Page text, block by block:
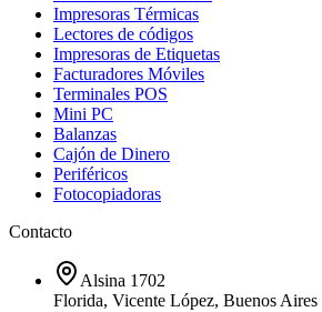
Impresoras Térmicas
Lectores de códigos
Impresoras de Etiquetas
Facturadores Móviles
Terminales POS
Mini PC
Balanzas
Cajón de Dinero
Periféricos
Fotocopiadoras
Contacto
Alsina 1702
Florida, Vicente López, Buenos Aires